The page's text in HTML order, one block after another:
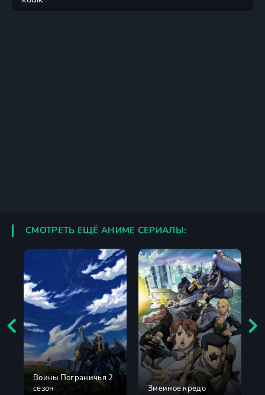
СМОТРЕТЬ ЕЩЁ АНИМЕ СЕРИАЛЫ:
Воины Пограничья 2
сезон
Змеиное кредо